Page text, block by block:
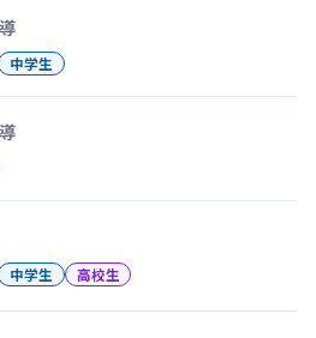
中学生
中学生 高校生